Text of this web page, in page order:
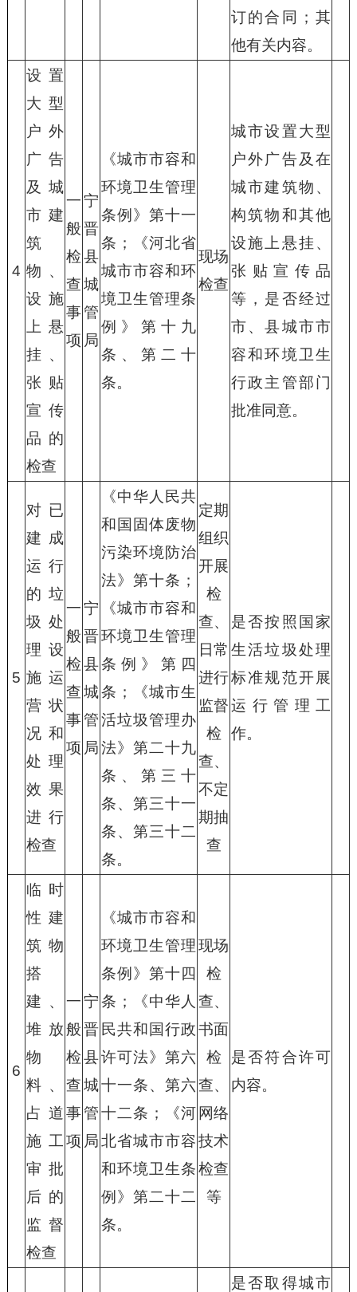
订的合同；其
他有关内容。
4
设置
大型
户外
广告
及城
市建
筑
物、
设施
上悬
挂、
张贴
宣传
品的
检查
一
般
检
查
事
项
宁
晋
县
城
管
局
《城市市容和
环境卫生管理
条例》第十一
条；《河北省
城市市容和环
境卫生管理条
例》第十九
条、第二十
条。
现场
检查
城市设置大型
户外广告及在
城市建筑物、
构筑物和其他
设施上悬挂、
张贴宣传品
等，是否经过
市、县城市市
容和环境卫生
行政主管部门
批准同意。
5
对已
建成
运行
的垃
圾处
理设
施运
营状
况和
处理
效果
进行
检查
一
般
检
查
事
项
宁
晋
县
城
管
局
《中华人民共
和国固体废物
污染环境防治
法》第十条；
《城市市容和
环境卫生管理
条例》第四
条；《城市生
活垃圾管理办
法》第二十九
条、第三十
条、第三十一
条、第三十二
条。
定期
组织
开展
检
查、
日常
进行
监督
检
查、
不定
期抽
查
是否按照国家
生活垃圾处理
标准规范开展
运行管理工
作。
6
临时
性建
筑物
搭
建、
堆放
物
料、
占道
施工
审批
后的
监督
检查
一
般
检
查
事
项
宁
晋
县
城
管
局
《城市市容和
环境卫生管理
条例》第十四
条；《中华人
民共和国行政
许可法》第六
十一条、第六
十二条；《河
北省城市市容
和环境卫生条
例》第二十二
条。
现场
检
查、
书面
检
查、
网络
技术
检查
等
是否符合许可
内容。
是否取得城市